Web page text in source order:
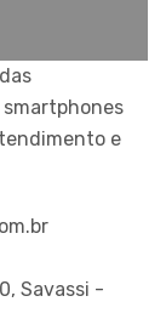
e
Savassi -